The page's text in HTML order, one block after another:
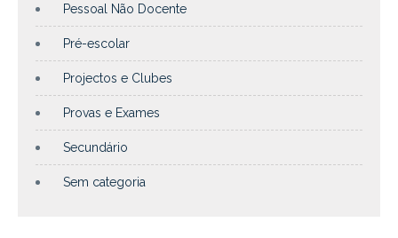
Pessoal Não Docente
Pré-escolar
Projectos e Clubes
Provas e Exames
Secundário
Sem categoria